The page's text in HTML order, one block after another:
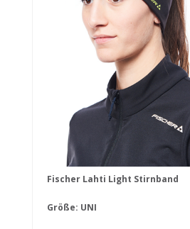
Fischer Lahti Light Stirnband
Größe: UNI